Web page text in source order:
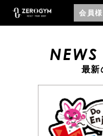
会員
最新